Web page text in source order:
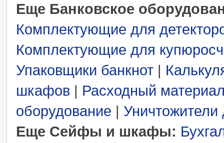
Еще Банковское
Комплектующие для
Комплектующие для
Упаковщики банкнот |
шкафов | Расходный
оборудование | Уничтожители
Еще Сейфы и шкафы: